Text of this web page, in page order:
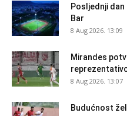
Posljednji
Bar
8 Aug 2026. 13:09
Mirandes
8 Aug 2026. 13:07
Budućnost